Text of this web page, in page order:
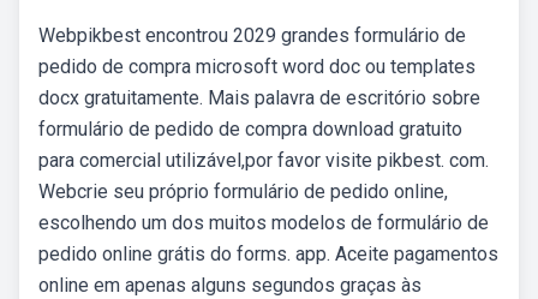
Webpikbest encontrou 2029 grandes formulário de
pedido de compra microsoft word doc ou templates
docx gratuitamente. Mais palavra de escritório sobre
formulário de pedido de compra download gratuito
para comercial utilizável,por favor visite pikbest. com.
Webcrie seu próprio formulário de pedido online,
escolhendo um dos muitos modelos de formulário de
pedido online grátis do forms. app. Aceite pagamentos
online em apenas alguns segundos graças às